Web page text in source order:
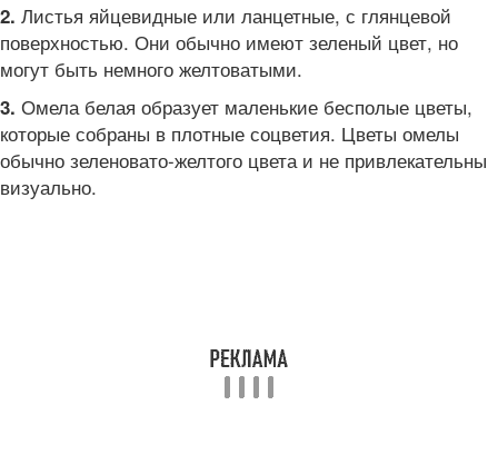
2. Листья яйцевидные или ланцетные, с глянцевой
поверхностью. Они обычно имеют зеленый цвет, но
могут быть немного желтоватыми.
3. Омела белая образует маленькие бесполые цветы,
которые собраны в плотные соцветия. Цветы омелы
обычно зеленовато-желтого цвета и не привлекательны
визуально.